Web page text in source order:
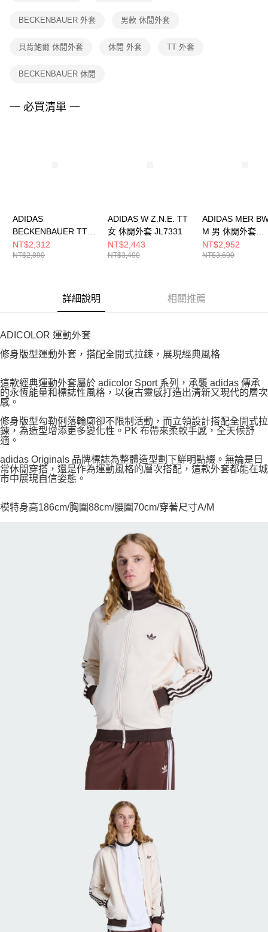
權轉讓予恩沛科技股份有限公司。
３．未成年的使用者請事先徵得法定代理人或監護人之同意方可使用
任。
請求用戶進行身份認證。
５．嚴禁一人註冊多個帳號或使用他人資訊註冊。若發現惡意使用之情形，
BECKENBAUER 外套 男款 休閒外套
貝肯鮑爾 休閒外套 休閒 外套 TT 外套
BECKENBAUER 休閒
一 必買清單 一
ADIDAS
BECKENBAUER TT
男 休閒外套 KE3527
NT$2,312
NT$2,890
ADIDAS W Z.N.E. TT
女 休閒外套 JL7331
NT$2,443
NT$3,490
ADIDAS MER
M 男 休閒外套
KT5128
NT$2,952
NT$3,690
詳細說明 相關推薦
ADICOLOR 運動外套
修身版型運動外套，搭配全開式拉鍊，展現經典風格
這款經典運動外套屬於 adicolor Sport 系列，承襲 adidas 傳承
的永恆能量和標誌性風格，以復古靈感打造出清新又現代的層次
感。
修身版型勾勒俐落輪廓卻不限制活動，而立領設計搭配全開式拉
鍊，為造型增添更多變化性。PK 布帶來柔軟手感，全天候舒
適。
adidas Originals 品牌標誌為整體造型劃下鮮明點綴。無論是日
常休閒穿搭，還是作為運動風格的層次搭配，這款外套都能在城
市中展現自信姿態。
模特身高186cm/胸圍88cm/腰圍70cm/穿著尺寸A/M